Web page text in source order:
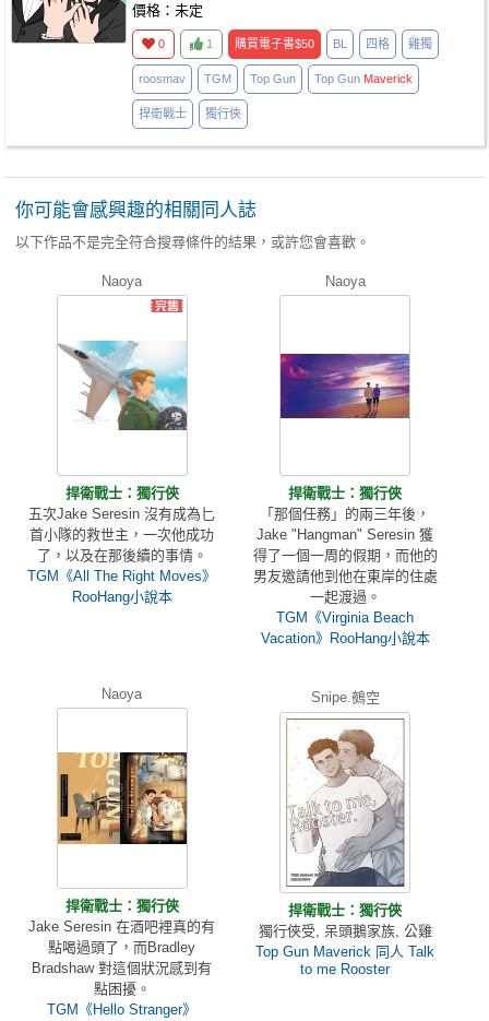
價格：未定
0 1 購買電子書$50 BL 四格 雞獨
roosmav TGM Top Gun Top Gun Maverick
捍衛戰士 獨行俠
你可能會感興趣的相關同人誌
以下作品不是完全符合搜尋條件的結果，或許您會喜歡。
Naoya
捍衛戰士：獨行俠
五次Jake Seresin 沒有成為匕
首小隊的救世主，一次他成功
了，以及在那後續的事情。
TGM《All The Right Moves》
RooHang小說本
Naoya
捍衛戰士：獨行俠
「那個任務」的兩三年後，
Jake "Hangman" Seresin 獲
得了一個一周的假期，而他的
男友邀請他到他在東岸的住處
一起渡過。
TGM《Virginia Beach
Vacation》RooHang小說本
Naoya
捍衛戰士：獨行俠
Jake Seresin 在酒吧裡真的有
點喝過頭了，而Bradley
Bradshaw 對這個狀況感到有
點困擾。
TGM《Hello Stranger》
Snipe.鵺空
捍衛戰士：獨行俠
獨行俠受, 呆頭鵝家族, 公雞
Top Gun Maverick 同人 Talk
to me Rooster